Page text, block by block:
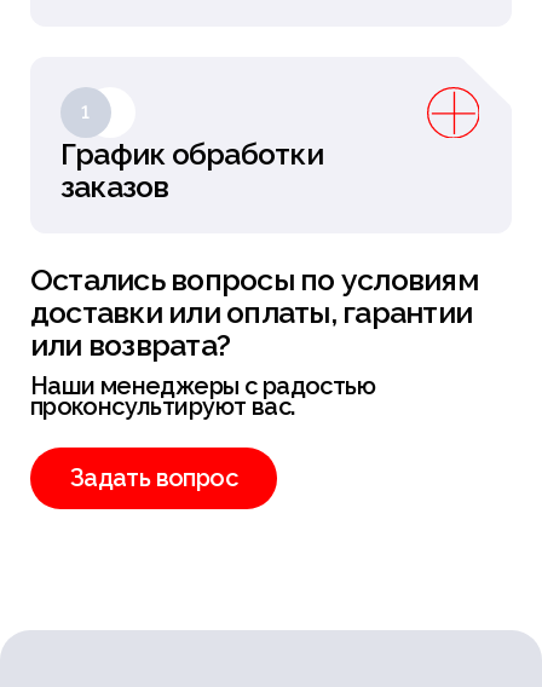
1
График обработки
заказов
Остались вопросы по условиям
доставки или оплаты, гарантии
или возврата?
Наши менеджеры с радостью
проконсультируют вас.
Задать вопрос